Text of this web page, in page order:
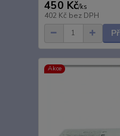
450 Kč/ks
402 Kč bez DPH
Akce